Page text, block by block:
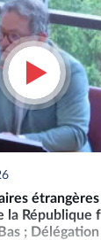
République
;